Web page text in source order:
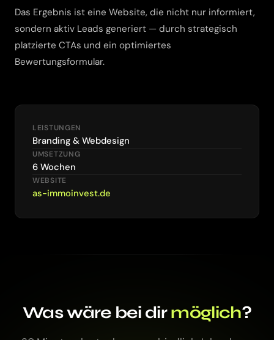
Das Ergebnis ist eine Website, die nicht nur informiert,
sondern aktiv Leads generiert — durch strategisch
platzierte CTAs und ein optimiertes
Bewertungsformular.
LEISTUNGEN
Branding & Webdesign
UMSETZUNG
6 Wochen
WEBSITE
as-immoinvest.de
Was wäre bei dirmöglich?